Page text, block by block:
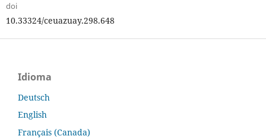
doi
10.33324/ceuazuay.298.648
Idioma
Deutsch
English
Français (Canada)